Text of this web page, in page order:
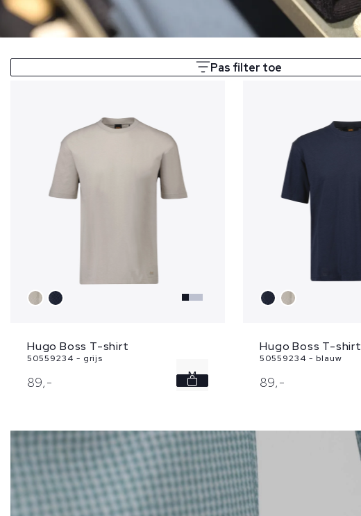
Pas filter toe
Hugo Boss T-shirt
50559234 - grijs
89,- M
Hugo Boss T-shirt
50559234 - blauw
89,-